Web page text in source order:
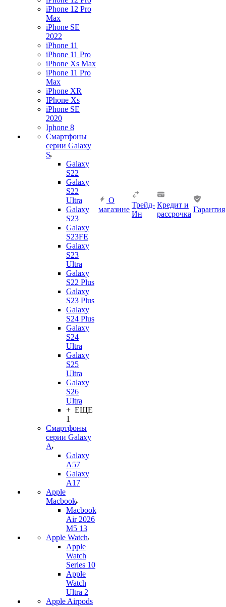
iPhone 12 Pro
Max
iPhone SE
2022
iPhone 11
iPhone 11 Pro
iPhone Xs Max
iPhone 11 Pro
Max
iPhone XR
IPhone Xs
iPhone SE
2020
Iphone 8
Смартфоны
серии Galaxy
S
Galaxy
S22
Galaxy
S22
Ultra
Galaxy
S23
Galaxy
S23FE
Galaxy
S23
Ultra
Galaxy
S22 Plus
Galaxy
S23 Plus
Galaxy
S24 Plus
Galaxy
S24
Ultra
Galaxy
S25
Ultra
Galaxy
S26
Ultra
+ ЕЩЕ
1
Смартфоны
серии Galaxy
A
Galaxy
A57
Galaxy
A17
Apple
Macbook
Macbook
Air 2026
M5 13
Apple Watch
Apple
Watch
Series 10
Apple
Watch
Ultra 2
Apple Airpods
О
магазине
Трейд-
Ин
Кредит и
рассрочка
Гарантия